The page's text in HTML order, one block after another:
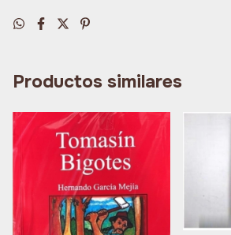
Productos similares